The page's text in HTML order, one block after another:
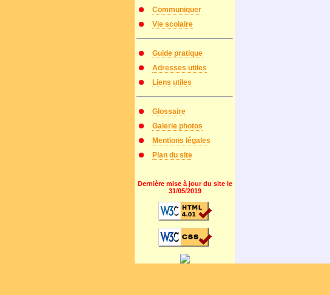
Communiquer
Vie scolaire
Guide pratique
Adresses utiles
Liens utiles
Glossaire
Galerie photos
Mentions légales
Plan du site
Dernière mise à jour du site le
31/05/2019